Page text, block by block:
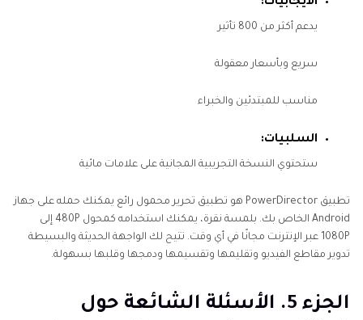
يدعم أكثر من 800 تأثير
سريع وبأسعار معقولة
مناسب للمبتدئين والخبراء
السلبيات:
ستحتوي النسخة التجريبية المجانية على علامات مائية
تطبيق PowerDirector هو تطبيق تحرير محمول رائع يمكنك حمله على جهاز
Android الخاص بك. بلمسة نقرة، يمكنك استخدامه كمحول 480P إلى
1080P عبر الإنترنت مجانًا في أي وقت. تتيح لك الواجهة الحديثة والبسيطة
تدوير مقاطع الفيديو وتقليمها وتقسيمها ودمجها وقلبها بسهولة.
الجزء 5. الأسئلة الشائعة حول